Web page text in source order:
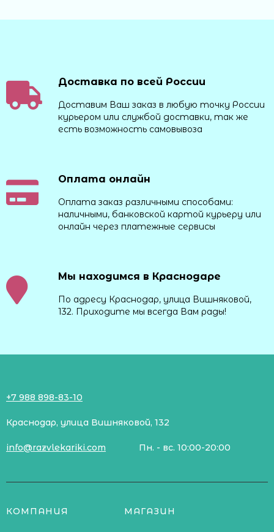
Доставка по всей России
Доставим Ваш заказ в любую точку России
курьером или службой доставки, так же
есть возможность самовывоза
Оплата онлайн
Оплата заказ различными способами:
наличными, банковской картой курьеру или
онлайн через платежные сервисы
Мы находимся в Краснодаре
По адресу Краснодар, улица Вишняковой,
132. Приходите мы всегда Вам рады!
+7 988 898-83-10
Краснодар, улица Вишняковой, 132
info@razvlekariki.com Пн. - вс. 10:00-20:00
КОМПАНИЯ МАГАЗИН